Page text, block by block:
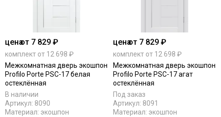
ценаот 7 829 ₽
комплект от 12 698 ₽
Межкомнатная дверь экошпон
Profilo Porte PSC-17 белая
остеклённая
В наличии
Артикул: 8090
Материал: экошпон
ценаот 7 829 ₽
комплект от 12 698 ₽
Межкомнатная дверь экошпон
Profilo Porte PSC-17 агат
остеклённая
Под заказ
Артикул: 8091
Материал: экошпон